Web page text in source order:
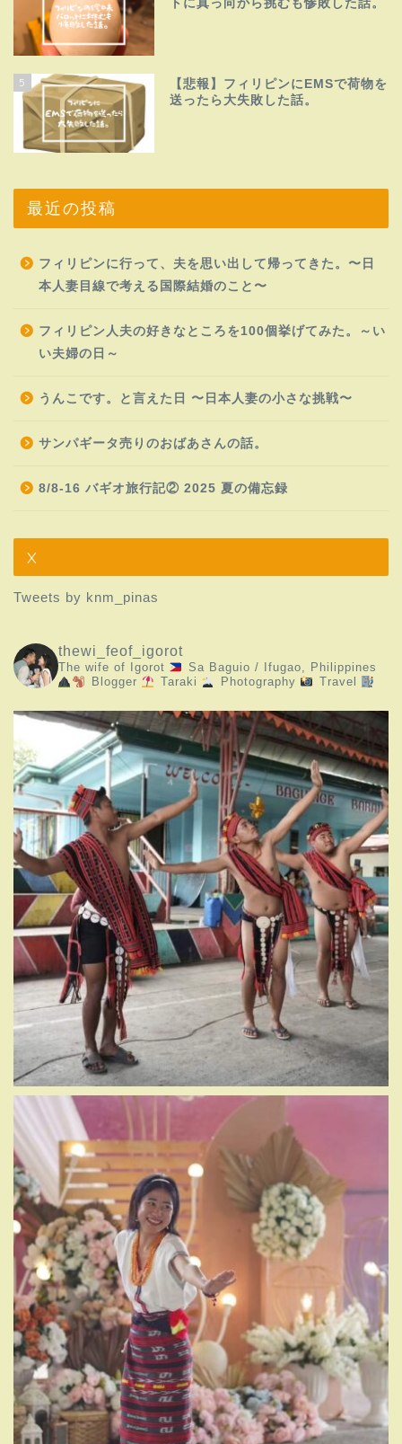
トに真っ向から挑むも惨敗した話。
5
【悲報】フィリピンにEMSで荷物を
送ったら大失敗した話。
最近の投稿
フィリピンに行って、夫を思い出して帰ってきた。〜日
本人妻目線で考える国際結婚のこと〜
フィリピン人夫の好きなところを100個挙げてみた。～い
い夫婦の日～
うんこです。と言えた日 〜日本人妻の小さな挑戦〜
サンパギータ売りのおばあさんの話。
8/8-16 バギオ旅行記② 2025 夏の備忘録
X
Tweets by knm_pinas
thewi_feof_igorot
The wife of Igorot
Sa Baguio / Ifugao, Philippines
Blogger
Taraki Photography Travel